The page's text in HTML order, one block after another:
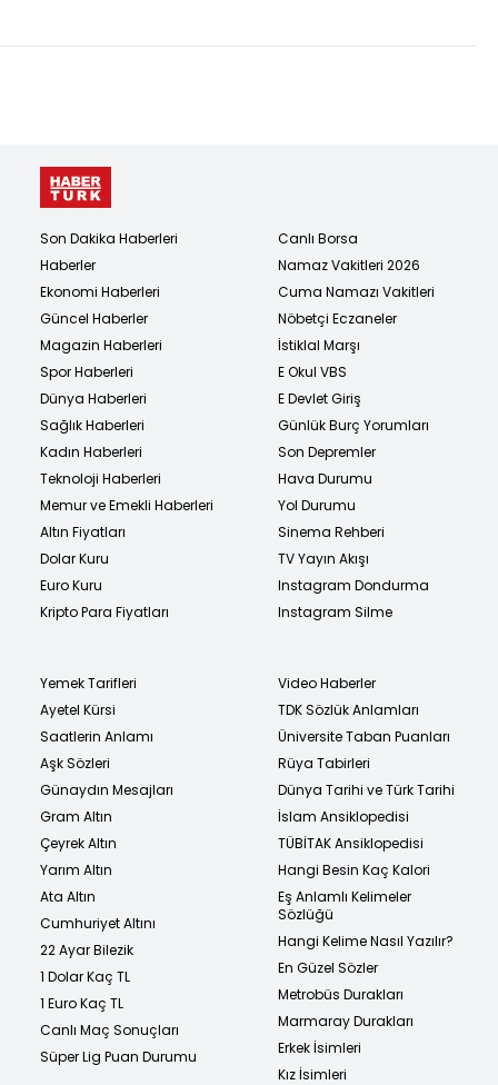
Son Dakika Haberleri
Haberler
Ekonomi Haberleri
Güncel Haberler
Magazin Haberleri
Spor Haberleri
Dünya Haberleri
Sağlık Haberleri
Kadın Haberleri
Teknoloji Haberleri
Memur ve Emekli Haberleri
Altın Fiyatları
Dolar Kuru
Euro Kuru
Kripto Para Fiyatları
Canlı Borsa
Namaz Vakitleri 2026
Cuma Namazı Vakitleri
Nöbetçi Eczaneler
İstiklal Marşı
E Okul VBS
E Devlet Giriş
Günlük Burç Yorumları
Son Depremler
Hava Durumu
Yol Durumu
Sinema Rehberi
TV Yayın Akışı
Instagram Dondurma
Instagram Silme
Yemek Tarifleri
Ayetel Kürsi
Saatlerin Anlamı
Aşk Sözleri
Günaydın Mesajları
Gram Altın
Çeyrek Altın
Yarım Altın
Ata Altın
Cumhuriyet Altını
22 Ayar Bilezik
1 Dolar Kaç TL
1 Euro Kaç TL
Canlı Maç Sonuçları
Süper Lig Puan Durumu
Video Haberler
TDK Sözlük Anlamları
Üniversite Taban Puanları
Rüya Tabirleri
Dünya Tarihi ve Türk Tarihi
İslam Ansiklopedisi
TÜBİTAK Ansiklopedisi
Hangi Besin Kaç Kalori
Eş Anlamlı Kelimeler
Sözlüğü
Hangi Kelime Nasıl Yazılır?
En Güzel Sözler
Metrobüs Durakları
Marmaray Durakları
Erkek İsimleri
Kız İsimleri